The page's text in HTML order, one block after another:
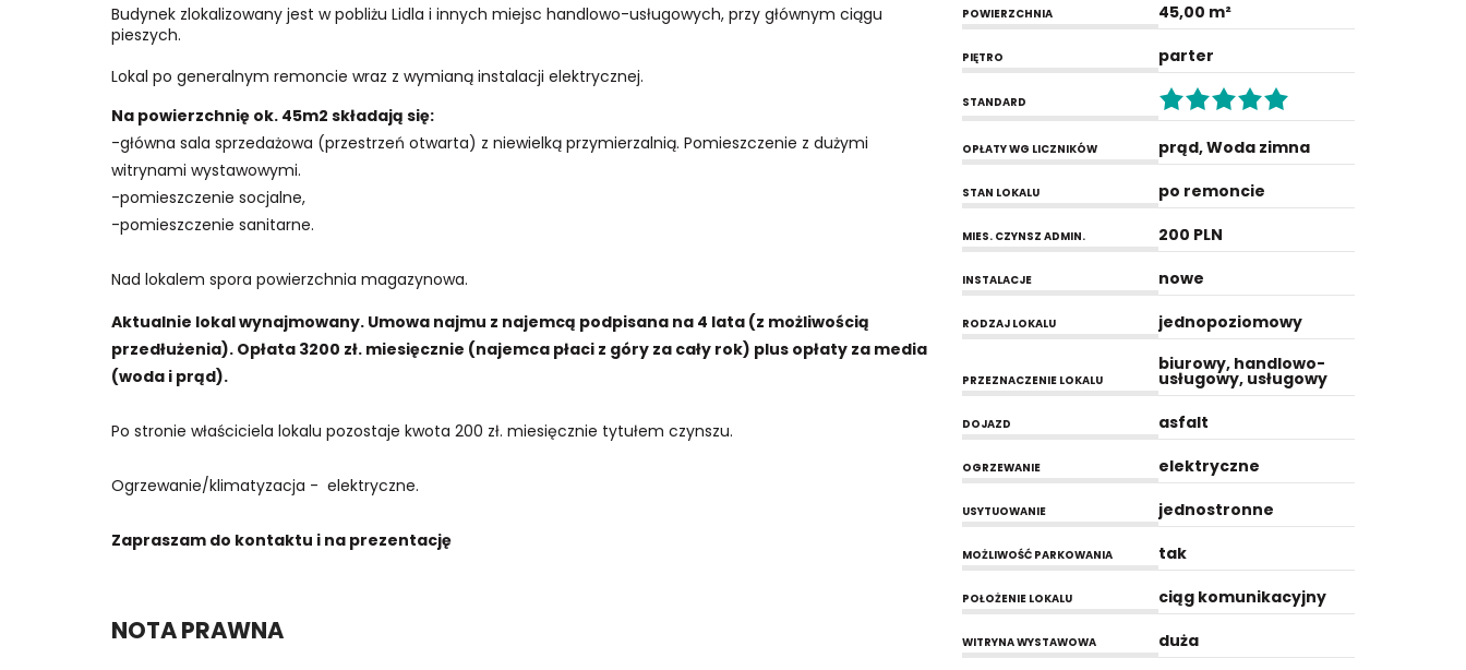
Budynek zlokalizowany jest w pobliżu Lidla i innych miejsc handlowo-usługowych, przy głównym ciągu
pieszych.
Lokal po generalnym remoncie wraz z wymianą instalacji elektrycznej.
Na powierzchnię ok. 45m2 składają się:
-główna sala sprzedażowa (przestrzeń otwarta) z niewielką przymierzalnią. Pomieszczenie z dużymi
witrynami wystawowymi.
-pomieszczenie socjalne,
-pomieszczenie sanitarne.
Nad lokalem spora powierzchnia magazynowa.
Aktualnie lokal wynajmowany. Umowa najmu z najemcą podpisana na 4 lata (z możliwością
przedłużenia). Opłata 3200 zł. miesięcznie (najemca płaci z góry za cały rok) plus opłaty za media
(woda i prąd).
Po stronie właściciela lokalu pozostaje kwota 200 zł. miesięcznie tytułem czynszu.
Ogrzewanie/klimatyzacja - elektryczne.
Zapraszam do kontaktu i na prezentację
NOTA PRAWNA
POWIERZCHNIA 45,00 m²
PIĘTRO parter
STANDARD
OPŁATY WG LICZNIKÓW prąd, Woda zimna
STAN LOKALU po remoncie
MIES. CZYNSZ ADMIN. 200 PLN
INSTALACJE nowe
RODZAJ LOKALU jednopoziomowy
PRZEZNACZENIE LOKALU
biurowy, handlowo-
usługowy, usługowy
DOJAZD asfalt
OGRZEWANIE elektryczne
USYTUOWANIE jednostronne
MOŻLIWOŚĆ PARKOWANIA tak
POŁOŻENIE LOKALU ciąg komunikacyjny
WITRYNA WYSTAWOWA duża